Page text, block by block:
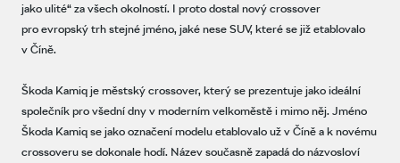
jako ulité“ za všech okolností. I proto dostal nový crossover
pro evropský trh stejné jméno, jaké nese SUV, které se již etablovalo
v Číně.
Škoda Kamiq je městský crossover, který se prezentuje jako ideální
společník pro všední dny v moderním velkoměstě i mimo něj. Jméno
Škoda Kamiq se jako označení modelu etablovalo už v Číně a k novému
crossoveru se dokonale hodí. Název současně zapadá do názvosloví